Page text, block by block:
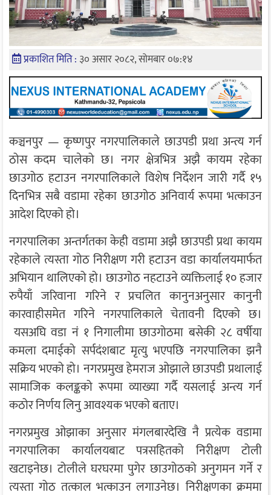
प्रकाशित मिति : ३० असार २०८२, सोमबार ०७:१४
कञ्चनपुर — कृष्णपुर नगरपालिकाले छाउपडी प्रथा अन्त्य गर्न
ठोस कदम चालेको छ। नगर क्षेत्रभित्र अझै कायम रहेका
छाउगोठ हटाउन नगरपालिकाले विशेष निर्देशन जारी गर्दै १५
दिनभित्र सबै वडामा रहेका छाउगोठ अनिवार्य रूपमा भत्काउन
आदेश दिएको हो।
नगरपालिका अन्तर्गतका केही वडामा अझै छाउपडी प्रथा कायम
रहेकाले त्यस्ता गोठ निरीक्षण गरी हटाउन वडा कार्यालयमार्फत
अभियान थालिएको हो। छाउगोठ नहटाउने व्यक्तिलाई १० हजार
रुपैयाँ जरिवाना गरिने र प्रचलित कानुनअनुसार कानुनी
कारवाहीसमेत गरिने नगरपालिकाले चेतावनी दिएको छ।
यसअघि वडा नं १ निगालीमा छाउगोठमा बसेकी २८ वर्षीया
कमला दमाईको सर्पदंशबाट मृत्यु भएपछि नगरपालिका झनै
सक्रिय भएको हो। नगरप्रमुख हेमराज ओझाले छाउपडी प्रथालाई
सामाजिक कलङ्कको रूपमा व्याख्या गर्दै यसलाई अन्त्य गर्न
कठोर निर्णय लिनु आवश्यक भएको बताए।
नगरप्रमुख ओझाका अनुसार मंगलबारदेखि नै प्रत्येक वडामा
नगरपालिका कार्यालयबाट पत्रसहितको निरीक्षण टोली
खटाइनेछ। टोलीले घरघरमा पुगेर छाउगोठको अनुगमन गर्ने र
त्यस्ता गोठ तत्काल भत्काउन लगाउनेछ। निरीक्षणका क्रममा